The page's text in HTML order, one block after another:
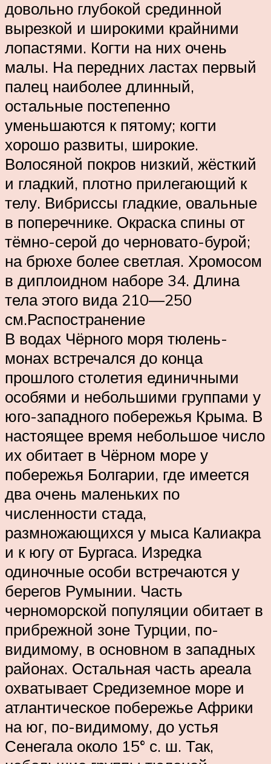
довольно глубокой срединной
вырезкой и широкими крайними
лопастями. Когти на них очень
малы. На передних ластах первый
палец наиболее длинный,
остальные постепенно
уменьшаются к пятому; когти
хорошо развиты, широкие.
Волосяной покров низкий, жёсткий
и гладкий, плотно прилегающий к
телу. Вибриссы гладкие, овальные
в поперечнике. Окраска спины от
тёмно-серой до черновато-бурой;
на брюхе более светлая. Хромосом
в диплоидном наборе 34. Длина
тела этого вида 210—250
см.Распостранение
В водах Чёрного моря тюлень-
монах встречался до конца
прошлого столетия единичными
особями и небольшими группами у
юго-западного побережья Крыма. В
настоящее время небольшое число
их обитает в Чёрном море у
побережья Болгарии, где имеется
два очень маленьких по
численности стада,
размножающихся у мыса Калиакра
и к югу от Бургаса. Изредка
одиночные особи встречаются у
берегов Румынии. Часть
черноморской популяции обитает в
прибрежной зоне Турции, по-
видимому, в основном в западных
районах. Остальная часть ареала
охватывает Средиземное море и
атлантическое побережье Африки
на юг, по-видимому, до устья
Сенегала около 15° с. ш. Так,